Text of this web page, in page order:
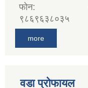
फोन:
९८६९६३८०३५
more
वडा प्रोफायल